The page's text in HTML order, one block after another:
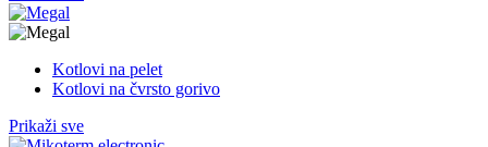
Kotlovi na pelet
Kotlovi na čvrsto gorivo
Prikaži sve